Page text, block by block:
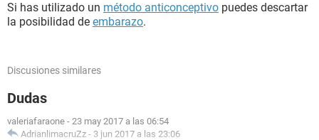
Si has utilizado un método anticonceptivo puedes descartar
la posibilidad de embarazo.
Discusiones similares
Dudas
valeriafaraone - 23 may 2017 a las 06:54
AdrianlimacruZz - 3 jun 2017 a las 23:06